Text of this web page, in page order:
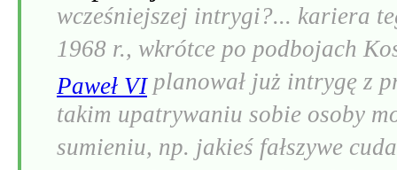
wcześniejszej intrygi?... kariera
1968 r., wkrótce po podbojach
Paweł VIplanował już intrygę z
takim upatrywaniu sobie osoby
sumieniu, np. jakieś fałszywe